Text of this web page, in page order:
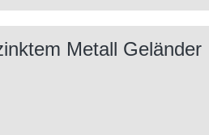
Metall Geländer